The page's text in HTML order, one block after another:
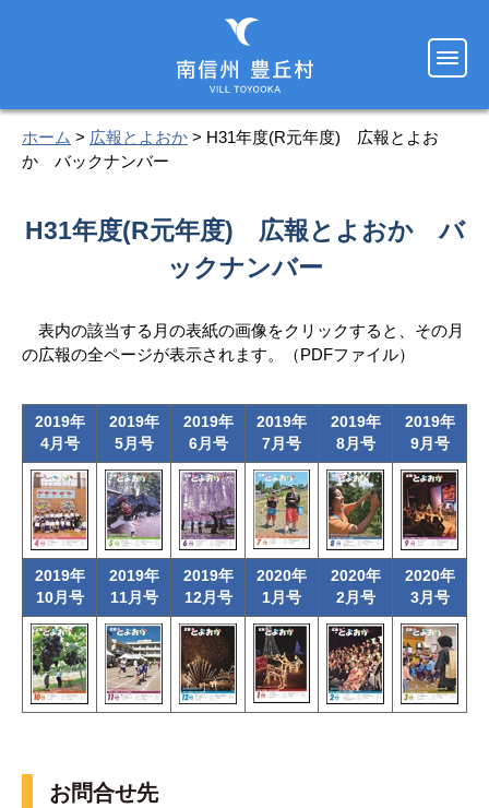
ホーム > 広報とよおか > H31年度(R元年度) 広報とよお
か バックナンバー
H31年度(R元年度) 広報とよおか バ
ックナンバー
表内の該当する月の表紙の画像をクリックすると、その月
の広報の全ページが表示されます。（PDFファイル）
2019年
4月号
2019年
5月号
2019年
6月号
2019年
7月号
2019年
8月号
2019年
9月号
2019年
10月号
2019年
11月号
2019年
12月号
2020年
1月号
2020年
2月号
2020年
3月号
お問合せ先